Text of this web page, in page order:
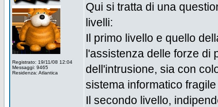
Registrato: 19/11/08 12:04
Messaggi: 9465
Residenza: Atlantica
Qui si tratta di una
livelli:
Il primo livello e quello
l'assistenza delle forze di
dell'intrusione, sia con
sistema informatico
Il secondo livello,